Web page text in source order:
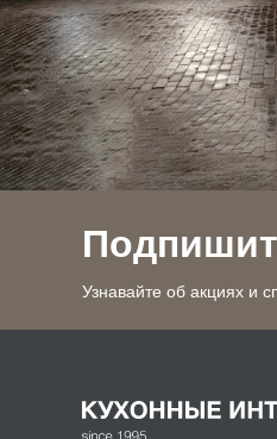
Узнавайте об акциях и